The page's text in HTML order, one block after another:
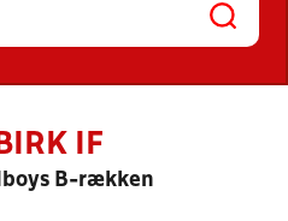
IF
B-rækken